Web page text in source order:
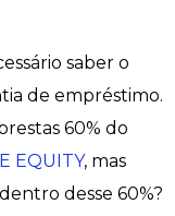
saber o
de empréstimo.
60% do
EQUITY, mas
desse 60%?